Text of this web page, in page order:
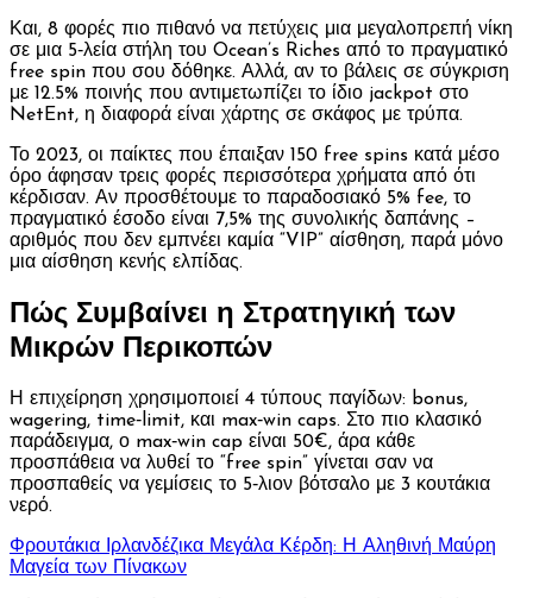
Και, 8 φορές πιο πιθανό να πετύχεις μια μεγαλοπρεπή νίκη
σε μια 5‑λεία στήλη του Ocean’s Riches από το πραγματικό
free spin που σου δόθηκε. Αλλά, αν το βάλεις σε σύγκριση
με 12.5% ποινής που αντιμετωπίζει το ίδιο jackpot στο
NetEnt, η διαφορά είναι χάρτης σε σκάφος με τρύπα.
Το 2023, οι παίκτες που έπαιξαν 150 free spins κατά μέσο
όρο άφησαν τρεις φορές περισσότερα χρήματα από ότι
κέρδισαν. Αν προσθέτουμε το παραδοσιακό 5% fee, το
πραγματικό έσοδο είναι 7,5% της συνολικής δαπάνης –
αριθμός που δεν εμπνέει καμία “VIP” αίσθηση, παρά μόνο
μια αίσθηση κενής ελπίδας.
Πώς Συμβαίνει η Στρατηγική των
Μικρών Περικοπών
Η επιχείρηση χρησιμοποιεί 4 τύπους παγίδων: bonus,
wagering, time‑limit, και max‑win caps. Στο πιο κλασικό
παράδειγμα, ο max‑win cap είναι 50€, άρα κάθε
προσπάθεια να λυθεί το “free spin” γίνεται σαν να
προσπαθείς να γεμίσεις το 5‑λιον βότσαλο με 3 κουτάκια
νερό.
Φρουτάκια Ιρλανδέζικα Μεγάλα Κέρδη: Η Αληθινή Μαύρη
Μαγεία των Πίνακων